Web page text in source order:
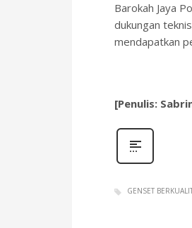
Barokah Jaya
dukungan
mendapatkan
[Penulis:
GENSET